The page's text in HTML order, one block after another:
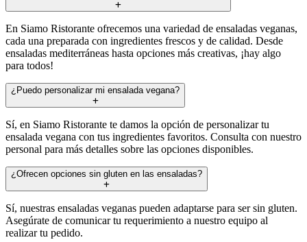
En Siamo Ristorante ofrecemos una variedad de ensaladas veganas,
cada una preparada con ingredientes frescos y de calidad. Desde
ensaladas mediterráneas hasta opciones más creativas, ¡hay algo
para todos!
¿Puedo personalizar mi ensalada vegana?
Sí, en Siamo Ristorante te damos la opción de personalizar tu
ensalada vegana con tus ingredientes favoritos. Consulta con nuestro
personal para más detalles sobre las opciones disponibles.
¿Ofrecen opciones sin gluten en las ensaladas?
Sí, nuestras ensaladas veganas pueden adaptarse para ser sin gluten.
Asegúrate de comunicar tu requerimiento a nuestro equipo al
realizar tu pedido.